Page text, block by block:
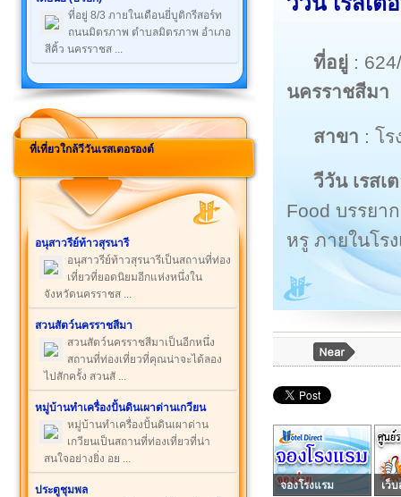
ที่อยู่ 8/3 ภายในเดือนยี่บูติกรีสอร์ท
ถนนมิตรภาพ ตำบลมิตรภาพ อำเภอ
สีคิ้ว นครราชส ...
ที่เที่ยวใกล้วีวันเรสเตอรองต์
อนุสาวรีย์ท้าวสุรนารี
อนุสาวรีย์ท้าวสุรนารีเป็นสถานที่ท่อง
เที่ยวที่ยอดนิยมอีกแห่งหนึ่งใน
จังหวัดนครราชส ...
สวนสัตว์นครราชสีมา
สวนสัตว์นครราชสีมาเป็นอีกหนึ่ง
สถานที่ท่องเที่ยวที่คุณน่าจะได้ลอง
ไปสักครั้ง สวนสั ...
หมู่บ้านทำเครื่องปั้นดินเผาด่านเกวียน
หมู่บ้านทำเครื่องปั้นดินเผาด่าน
เกวียนเป็นสถานที่ท่องเที่ยวที่น่า
สนใจอย่างยิ่ง อย ...
ประตูชุมพล
ที่อยู่ :
นครราชสีมา
สาขา : โ
วีวัน เรสเ
Food บรรยา
หรู ภายในโร
จองโรงแรม เว็